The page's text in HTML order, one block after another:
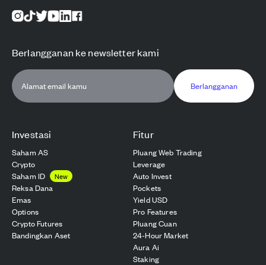
Investasi
Saham AS
Crypto
Saham ID
New
Reksa Dana
Emas
Options
Crypto Futures
Bandingkan Aset
Fitur
Pluang Web Trading
Leverage
Auto Invest
Pockets
Yield USD
Pro Features
Pluang Cuan
24-Hour Market
Aura Ai
Staking
Berlangganan ke newsletter kami
Berlangganan